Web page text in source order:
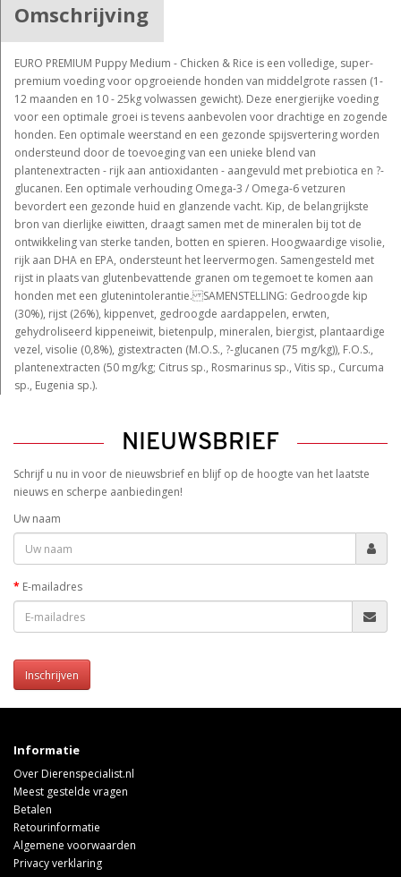
Omschrijving
EURO PREMIUM Puppy Medium - Chicken & Rice is een volledige, super-
premium voeding voor opgroeiende honden van middelgrote rassen (1-
12 maanden en 10 - 25kg volwassen gewicht). Deze energierijke voeding
voor een optimale groei is tevens aanbevolen voor drachtige en zogende
honden. Een optimale weerstand en een gezonde spijsvertering worden
ondersteund door de toevoeging van een unieke blend van
plantenextracten - rijk aan antioxidanten - aangevuld met prebiotica en ?-
glucanen. Een optimale verhouding Omega-3 / Omega-6 vetzuren
bevordert een gezonde huid en glanzende vacht. Kip, de belangrijkste
bron van dierlijke eiwitten, draagt samen met de mineralen bij tot de
ontwikkeling van sterke tanden, botten en spieren. Hoogwaardige visolie,
rijk aan DHA en EPA, ondersteunt het leervermogen. Samengesteld met
rijst in plaats van glutenbevattende granen om tegemoet te komen aan
honden met een glutenintolerantie. SAMENSTELLING: Gedroogde kip
(30%), rijst (26%), kippenvet, gedroogde aardappelen, erwten,
gehydroliseerd kippeneiwit, bietenpulp, mineralen, biergist, plantaardige
vezel, visolie (0,8%), gistextracten (M.O.S., ?-glucanen (75 mg/kg)), F.O.S.,
plantenextracten (50 mg/kg; Citrus sp., Rosmarinus sp., Vitis sp., Curcuma
sp., Eugenia sp.).
NIEUWSBRIEF
Schrijf u nu in voor de nieuwsbrief en blijf op de hoogte van het laatste
nieuws en scherpe aanbiedingen!
Uw naam
E-mailadres
Inschrijven
Informatie
Over Dierenspecialist.nl
Meest gestelde vragen
Betalen
Retourinformatie
Algemene voorwaarden
Privacy verklaring